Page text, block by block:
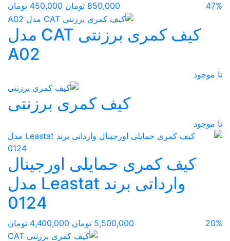
47% 850,000 تومان 450,000 تومان
کیف کمری برزنتی CAT مدل
A02
نا موجود
کیف کمری برزنتی
نا موجود
کیف کمری حمایلی اورجینال
وارداتی برند Leastat مدل
0124
20% 5,500,000 تومان 4,400,000 تومان